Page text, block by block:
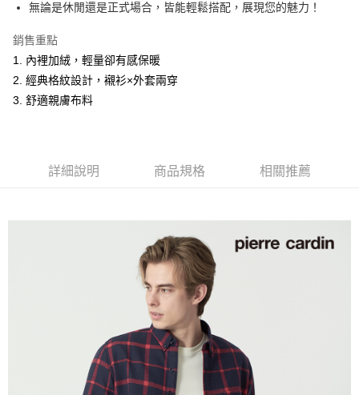
ATM付款
全家取貨付款
每筆NT$60，滿NT$1,200(含以上)免運費
萊爾富取貨付款
每筆NT$60，滿NT$1,200(含以上)免運費
每筆NT$60，滿NT$1,200(含以上)免運費
每筆NT$60，滿NT$1,200(含以上)免運費
無論是休閒還是正式場合，皆能輕鬆搭配，展現您的魅力！
銷售重點
1. 內裡加絨，輕量卻有感保暖
2. 經典格紋設計，襯衫×外套兩穿
3. 舒適親膚布料
詳細說明 商品規格 相關推薦